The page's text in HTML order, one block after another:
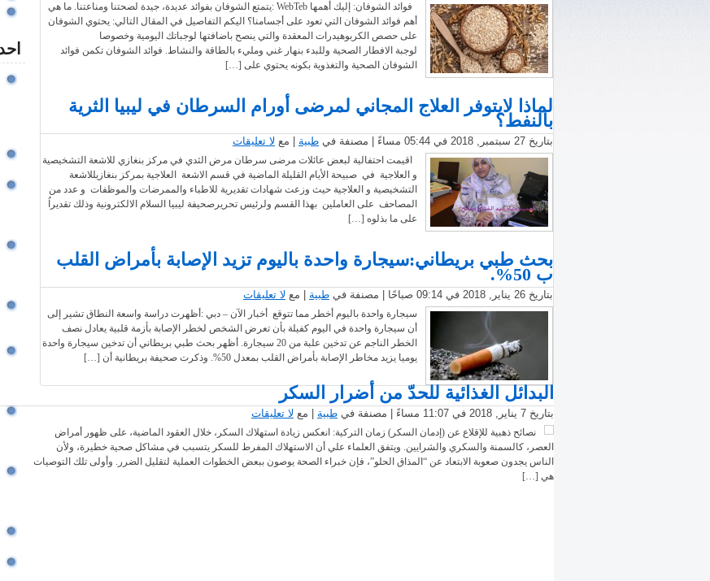
فوائد الشوفان: إليك أهمها WebTeb :يتمتع الشوفان بفوائد عديدة، جيدة لصحتنا ومناعتنا. ما هي
أهم فوائد الشوفان التي تعود على أجسامنا؟ اليكم التفاصيل في المقال التالي: يحتوي الشوفان
على حصص الكربوهيدرات المعقدة والتي ينصح باضافتها لوجباتك اليومية وخصوصا
لوجبة الافطار الصحية وللبدء بنهار غني ومليء بالطاقة والنشاط. فوائد الشوفان تكمن فوائد
الشوفان الصحية والتغذوية بكونه يحتوي على […]
لماذا لايتوفر العلاج المجاني لمرضى أورام السرطان في ليبيا الثرية
بالنفط؟
بتاريخ 27 سبتمبر, 2018 في 05:44 مساءً | مصنفة في طبية | مع لا تعليقات
اقيمت احتفالية لبعض عائلات مرضى سرطان مرض الثدي في مركز بنغازي للاشعة التشخيصية
و العلاجية في صبيحة الأيام القليلة الماضية في قسم الاشعة العلاجية بمركز بنغازيللاشعة
التشخيصية و العلاجية حيث وزعت شهادات تقديرية للاطباء والممرضات والموظفات و عدد من
المصاحف على العاملين بهذا القسم ولرئيس تحريرصحيفة ليبيا السلام الالكترونية وذلك تقديراُ
على ما بذلوه […]
بحث طبي بريطاني:سيجارة واحدة باليوم تزيد الإصابة بأمراض القلب
ب 50%.
بتاريخ 26 يناير, 2018 في 09:14 صباحًا | مصنفة في طبية | مع لا تعليقات
سيجارة واحدة باليوم أخطر مما تتوقع أخبار الآن – دبي :أظهرت دراسة واسعة النطاق تشير إلى
أن سيجارة واحدة في اليوم كفيلة بأن تعرض الشخص لخطر الإصابة بأزمة قلبية يعادل نصف
الخطر الناجم عن تدخين علبة من 20 سيجارة. أظهر بحث طبي بريطاني أن تدخين سيجارة واحدة
يوميا يزيد مخاطر الإصابة بأمراض القلب بمعدل 50%. وذكرت صحيفة بريطانية أن […]
البدائل الغذائية للحدّ من أضرار السكر
بتاريخ 7 يناير, 2018 في 11:07 مساءً | مصنفة في طبية | مع لا تعليقات
نصائح ذهبية للإقلاع عن (إدمان السكر) زمان التركية: انعكس زيادة استهلاك السكر، خلال العقود الماضية، على ظهور أمراض
العصر، كالسمنة والسكري والشرايين. ويتفق العلماء علي أن الاستهلاك المفرط للسكر يتسبب في مشاكل صحية خطيرة، ولأن
الناس يجدون صعوبة الابتعاد عن “المذاق الحلو”، فإن خبراء الصحة يوصون ببعض الخطوات العملية لتقليل الضرر. وأولى تلك التوصيات
هي […]